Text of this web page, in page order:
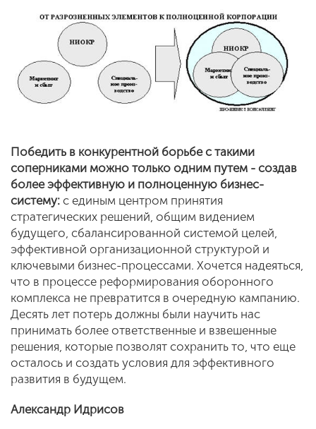
Победить в конкурентной борьбе с такими
соперниками можно только одним путем - создав
более эффективную и полноценную бизнес-
систему: с единым центром принятия
стратегических решений, общим видением
будущего, сбалансированной системой целей,
эффективной организационной структурой и
ключевыми бизнес-процессами. Хочется надеяться,
что в процессе реформирования оборонного
комплекса не превратится в очередную кампанию.
Десять лет потерь должны были научить нас
принимать более ответственные и взвешенные
решения, которые позволят сохранить то, что еще
осталось и создать условия для эффективного
развития в будущем.
Александр Идрисов